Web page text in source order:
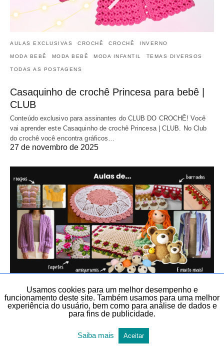
AULAS EXCLUSIVAS CROCHÊ CROCHÊ INVERNO
MODA BEBÊ MODA BEBÊ MODA INFANTIL TEMAS DIVERSOS
TODAS AS POSTAGENS
Casaquinho de crochê Princesa para bebê |
CLUB
Conteúdo exclusivo para assinantes do CLUB DO CROCHÊ! Você
vai aprender este Casaquinho de crochê Princesa | CLUB. No Club
do crochê você encontra gráficos…
27 de novembro de 2025
ARTIGOS DIVERSOS CROCHÊ CROCHÊ
DIY, FAÇA VOCÊ MESMO E LEMBRANCINHAS TEMAS DIVERSOS
TODAS AS POSTAGENS
Cursos de crochê completos no Club do
Usamos cookies para um melhor desempenho e
funcionamento deste site. Também usamos para uma melhor
experiência do usuário, bem como para análise de dados e
para fins de publicidade.
Saiba mais Aceitar